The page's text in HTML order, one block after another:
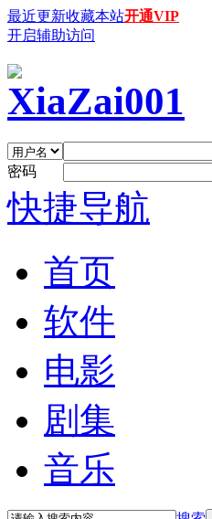
最近更新收藏本站开通VIP
开启辅助访问
密码
快捷导航
首页
软件
电影
剧集
音乐